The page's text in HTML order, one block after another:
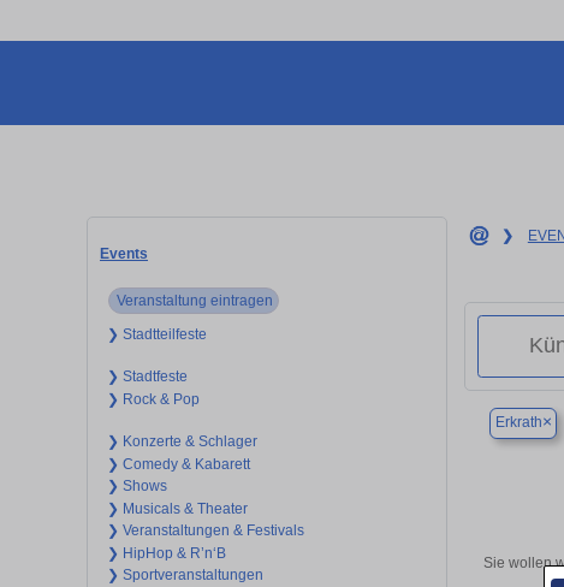
Events
Veranstaltung eintragen
❯ Stadtteilfeste
❯ Stadtfeste
❯ Rock & Pop
❯ Konzerte & Schlager
❯ Comedy & Kabarett
❯ Shows
❯ Musicals & Theater
❯ Veranstaltungen & Festivals
❯ HipHop & R’n‘B
❯ Sportveranstaltungen
❯
Erkrath×
Sie wollen